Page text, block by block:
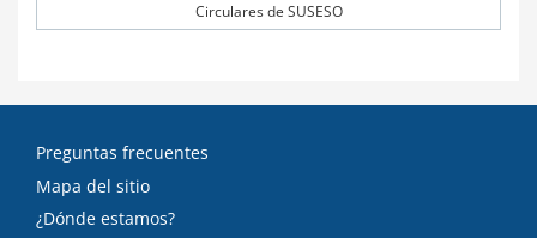
Circulares de SUSESO
Preguntas frecuentes
Mapa del sitio
¿Dónde estamos?